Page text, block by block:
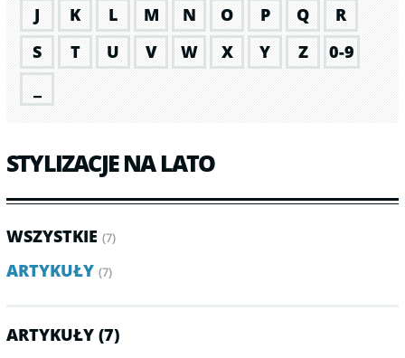
J
K L M N O P Q
R
S
T U V W X Y Z
0-9
STYLIZACJE NA LATO
WSZYSTKIE (7)
ARTYKUŁY (7)
ARTYKUŁY (7)